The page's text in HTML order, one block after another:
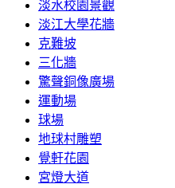
淡水校園景觀
淡江大學花牆
克難坡
三化牆
驚聲銅像廣場
運動場
球場
地球村雕塑
覺軒花園
宮燈大道